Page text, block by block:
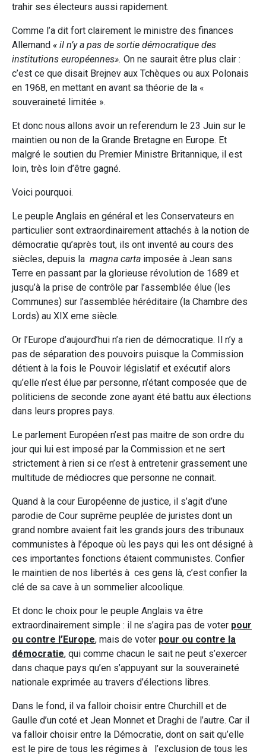
trahir ses électeurs aussi rapidement.
Comme l’a dit fort clairement le ministre des finances
Allemand « il n’y a pas de sortie démocratique des
institutions européennes». On ne saurait être plus clair :
c’est ce que disait Brejnev aux Tchèques ou aux Polonais
en 1968, en mettant en avant sa théorie de la «
souveraineté limitée ».
Et donc nous allons avoir un referendum le 23 Juin sur le
maintien ou non de la Grande Bretagne en Europe. Et
malgré le soutien du Premier Ministre Britannique, il est
loin, très loin d’être gagné.
Voici pourquoi.
Le peuple Anglais en général et les Conservateurs en
particulier sont extraordinairement attachés à la notion de
démocratie qu’après tout, ils ont inventé au cours des
siècles, depuis la magna carta imposée à Jean sans
Terre en passant par la glorieuse révolution de 1689 et
jusqu’à la prise de contrôle par l’assemblée élue (les
Communes) sur l’assemblée héréditaire (la Chambre des
Lords) au XIX eme siècle.
Or l’Europe d’aujourd’hui n’a rien de démocratique. Il n’y a
pas de séparation des pouvoirs puisque la Commission
détient à la fois le Pouvoir législatif et exécutif alors
qu’elle n’est élue par personne, n’étant composée que de
politiciens de seconde zone ayant été battu aux élections
dans leurs propres pays.
Le parlement Européen n’est pas maitre de son ordre du
jour qui lui est imposé par la Commission et ne sert
strictement à rien si ce n’est à entretenir grassement une
multitude de médiocres que personne ne connait.
Quand à la cour Européenne de justice, il s’agit d’une
parodie de Cour suprême peuplée de juristes dont un
grand nombre avaient fait les grands jours des tribunaux
communistes à l’époque où les pays qui les ont désigné à
ces importantes fonctions étaient communistes. Confier
le maintien de nos libertés à ces gens là, c’est confier la
clé de sa cave à un sommelier alcoolique.
Et donc le choix pour le peuple Anglais va être
extraordinairement simple : il ne s’agira pas de voter pour
ou contre l’Europe, mais de voter pour ou contre la
démocratie, qui comme chacun le sait ne peut s’exercer
dans chaque pays qu’en s’appuyant sur la souveraineté
nationale exprimée au travers d’élections libres.
Dans le fond, il va falloir choisir entre Churchill et de
Gaulle d’un coté et Jean Monnet et Draghi de l’autre. Car il
va falloir choisir entre la Démocratie, dont on sait qu’elle
est le pire de tous les régimes à l’exclusion de tous les